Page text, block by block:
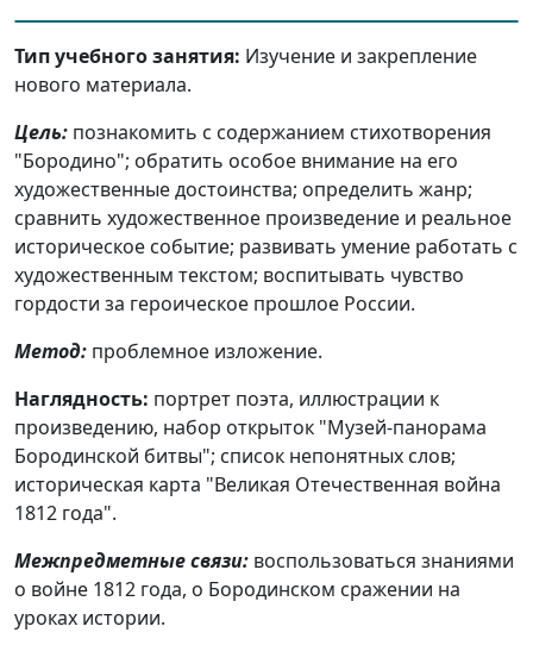
Тип учебного занятия: Изучение и закрепление
нового материала.
Цель: познакомить с содержанием стихотворения
"Бородино"; обратить особое внимание на его
художественные достоинства; определить жанр;
сравнить художественное произведение и реальное
историческое событие; развивать умение работать с
художественным текстом; воспитывать чувство
гордости за героическое прошлое России.
Метод: проблемное изложение.
Наглядность: портрет поэта, иллюстрации к
произведению, набор открыток "Музей-панорама
Бородинской битвы"; список непонятных слов;
историческая карта "Великая Отечественная война
1812 года".
Межпредметные связи: воспользоваться знаниями
о войне 1812 года, о Бородинском сражении на
уроках истории.